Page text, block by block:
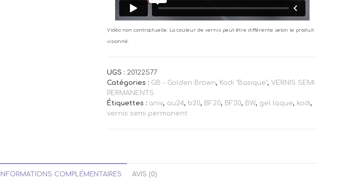
Vidéo non contractuelle: La couleur de vernis peut être différente selon le produit
visionné.
UGS : 20122577
Catégories : GB - Golden Brown, Kodi "Basique", VERNIS SEMI
PERMANENTS
Étiquettes : aniv, au24, b20, BF20, BF30, BW, gel laque, kodi,
vernis semi permanent
INFORMATIONS COMPLÉMENTAIRES AVIS (0)